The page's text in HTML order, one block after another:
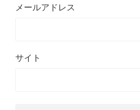
メールアドレス
サイト